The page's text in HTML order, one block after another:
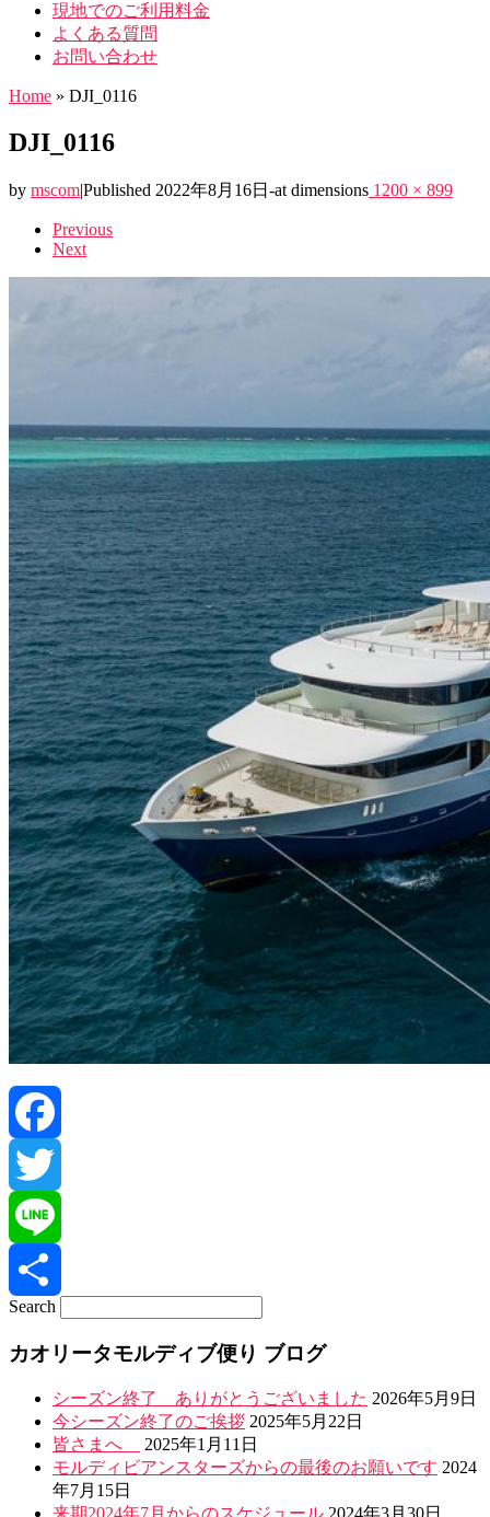
現地でのご利用料金
よくある質問
お問い合わせ
Home » DJI_0116
DJI_0116
by mscom|Published 2022年8月16日 -at dimensions 1200 × 899
Images
navigation
Previous
Next
Facebook
Twitter
Line
Search
カオリータモルディブ便り ブログ
シーズン終了 ありがとうございました 2026年5月9日
今シーズン終了のご挨拶 2025年5月22日
皆さまへ
2025年1月11日
モルディビアンスターズからの最後のお願いです 2024
年7月15日